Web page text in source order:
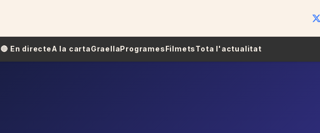
🔴​​ En directeA la cartaGraellaProgramesFilmetsTota l'actualitat